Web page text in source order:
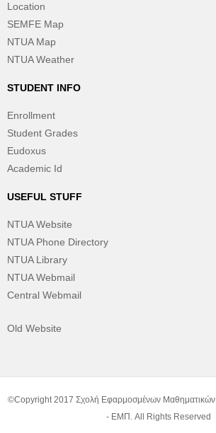
Location
SEMFE Map
NTUA Map
NTUA Weather
STUDENT INFO
Enrollment
Student Grades
Eudoxus
Academic Id
USEFUL STUFF
NTUA Website
NTUA Phone Directory
NTUA Library
NTUA Webmail
Central Webmail
Old Website
©Copyright 2017 Σχολή Εφαρμοσμένων Μαθηματικών
- ΕΜΠ. All Rights Reserved